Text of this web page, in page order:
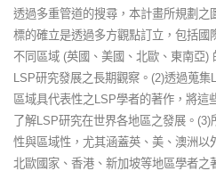
透過多重管道的搜尋，本計畫所規劃之
標的確立是透過多方觀點訂立，包括
不同區域 (英國、美國、北歐、東南亞)
LSP研究發展之長期觀察。(2)透過蒐
區域具代表性之LSP學者的著作，將這
了解LSP研究在世界各地區之發展。
性與區域性，尤其涵蓋英、美、澳洲以
北歐國家、香港、新加坡等地區學者之